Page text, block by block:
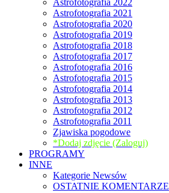
Astrofotografia 2022
Astrofotografia 2021
Astrofotografia 2020
Astrofotografia 2019
Astrofotografia 2018
Astrofotografia 2017
Astrofotografia 2016
Astrofotografia 2015
Astrofotografia 2014
Astrofotografia 2013
Astrofotografia 2012
Astrofotografia 2011
Zjawiska pogodowe
*Dodaj zdjęcie (Zaloguj)
PROGRAMY
INNE
Kategorie Newsów
OSTATNIE KOMENTARZE